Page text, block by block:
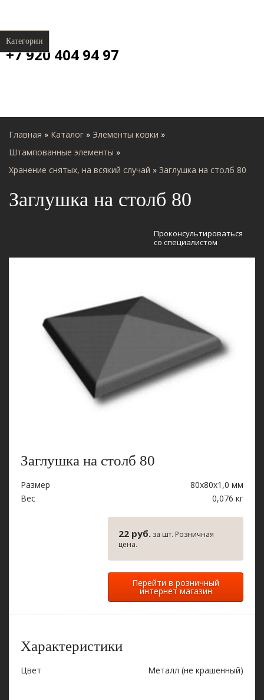
+7 920 404 94 97
Главная » Каталог » Элементы ковки »
Штампованные элементы »
Хранение снятых, на всякий случай » Заглушка на столб 80
Заглушка на столб 80
Проконсультироваться
со специалистом
Заглушка на столб 80
Размер
80х80х1,0 мм
Вес
0,076 кг
22 руб. за шт. Розничная
цена.
Перейти в розничный
интернет магазин
Характеристики
Цвет Металл (не крашенный)
Категории